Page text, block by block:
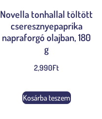
Novella tonhallal töltött
cseresznyepaprika
napraforgó olajban, 180
g
2,990Ft
Kosárba teszem